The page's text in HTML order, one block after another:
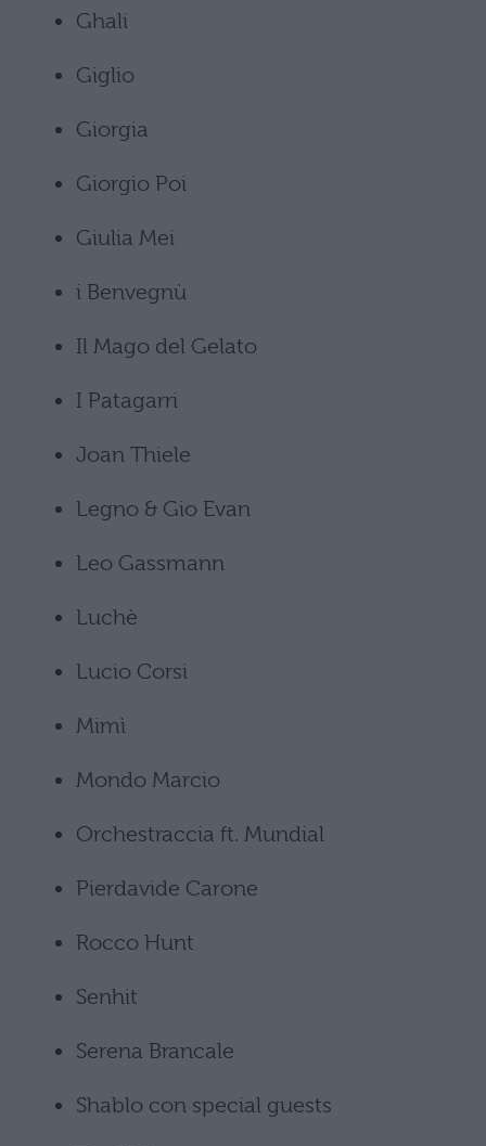
Ghali
Giglio
Giorgia
Giorgio Poi
Giulia Mei
i Benvegnù
Il Mago del Gelato
I Patagarri
Joan Thiele
Legno & Gio Evan
Leo Gassmann
Luchè
Lucio Corsi
Mimì
Mondo Marcio
Orchestraccia ft. Mundial
Pierdavide Carone
Rocco Hunt
Senhit
Serena Brancale
Shablo con special guests